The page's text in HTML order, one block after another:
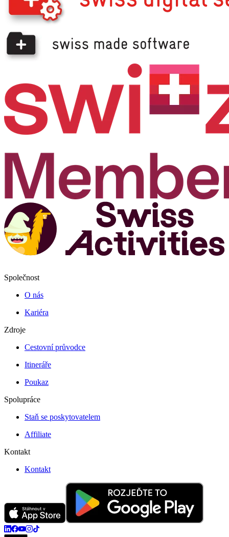
Společnost
O nás
Kariéra
Zdroje
Cestovní průvodce
Itineráře
Poukaz
Spolupráce
Staň se poskytovatelem
Affiliate
Kontakt
Kontakt